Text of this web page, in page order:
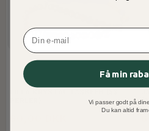
Email
Få min
Vi passer godt på
Du kan altid